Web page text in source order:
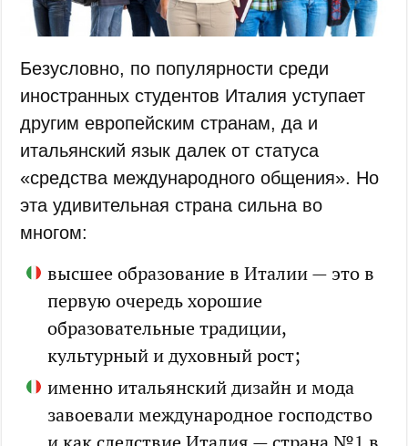
Безусловно, по популярности среди
иностранных студентов Италия уступает
другим европейским странам, да и
итальянский язык далек от статуса
«средства международного общения». Но
эта удивительная страна сильна во
многом:
высшее образование в Италии — это в
первую очередь хорошие
образовательные традиции,
культурный и духовный рост;
именно итальянский дизайн и мода
завоевали международное господство